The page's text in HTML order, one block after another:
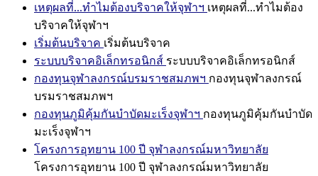
เหตุผลที่...ทำไมต้องบริจาคให้จุฬาฯ เหตุผลที่...ทำไมต้อง
บริจาคให้จุฬาฯ
เริ่มต้นบริจาค เริ่มต้นบริจาค
ระบบบริจาคอิเล็กทรอนิกส์ ระบบบริจาคอิเล็กทรอนิกส์
กองทุนจุฬาลงกรณ์บรมราชสมภพฯ กองทุนจุฬาลงกรณ์
บรมราชสมภพฯ
กองทุนภูมิคุ้มกันบำบัดมะเร็งจุฬาฯ กองทุนภูมิคุ้มกันบำบัด
มะเร็งจุฬาฯ
โครงการอุทยาน 100 ปี จุฬาลงกรณ์มหาวิทยาลัย
โครงการอุทยาน 100 ปี จุฬาลงกรณ์มหาวิทยาลัย